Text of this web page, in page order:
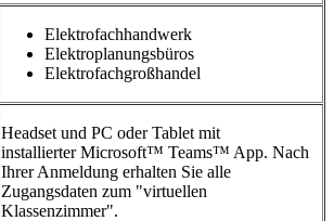
Elektrofachhandwerk
Elektroplanungsbüros
Elektrofachgroßhandel
Headset und PC oder Tablet mit
installierter Microsoft™ Teams™ App. Nach
Ihrer Anmeldung erhalten Sie alle
Zugangsdaten zum "virtuellen
Klassenzimmer".